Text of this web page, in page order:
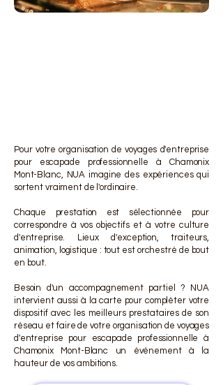
Pour votre organisation de voyages d'entreprise
pour escapade professionnelle à Chamonix
Mont-Blanc, NUA imagine des expériences qui
sortent vraiment de l'ordinaire.
Chaque prestation est sélectionnée pour
correspondre à vos objectifs et à votre culture
d'entreprise. Lieux d'exception, traiteurs,
animation, logistique : tout est orchestré de bout
en bout.
Besoin d'un accompagnement partiel ? NUA
intervient aussi à la carte pour compléter votre
dispositif avec les meilleurs prestataires de son
réseau et faire de votre organisation de voyages
d'entreprise pour escapade professionnelle à
Chamonix Mont-Blanc un événement à la
hauteur de vos ambitions.